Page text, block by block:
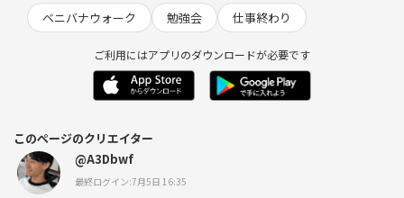
ベニバナウォーク 勉強会 仕事終わり
ご利用にはアプリのダウンロードが必要です
このページのクリエイター
@A3Dbwf
最終ログイン:7月5日 16:35